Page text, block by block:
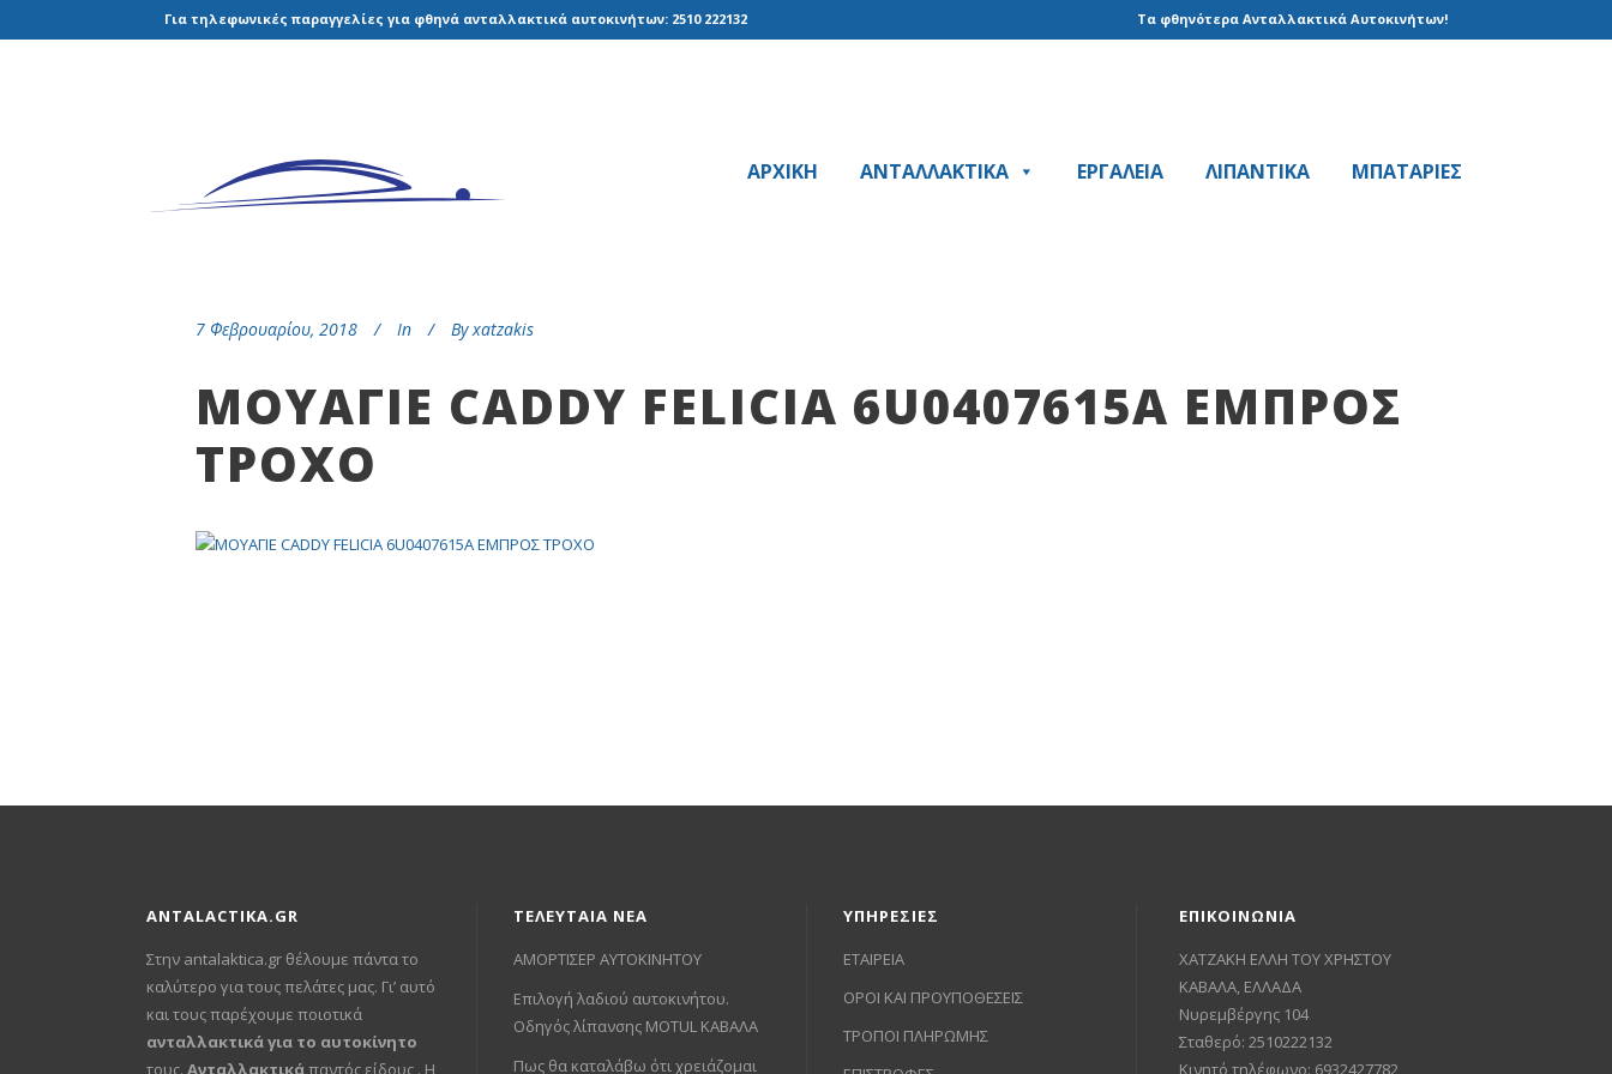
Για τηλεφωνικές παραγγελίες για φθηνά ανταλλακτικά αυτοκινήτων: 2510 222132 Τα φθηνότερα Ανταλλακτικά Αυτοκινήτων!
ΑΡΧΙΚΗ ΑΝΤΑΛΛΑΚΤΙΚΑ EPΓAΛΕΙΑ ΛΙΠΑΝΤΙΚΑ ΜΠΑΤΑΡΙΕΣ
7 Φεβρουαρίου, 2018 In By xatzakis
ΜΟΥΑΓΙΕ CADDY FELICIA 6U0407615A ΕΜΠΡΟΣ
ΤΡΟΧΟ
ANTALACTIKA.GR
Στην antalaktica.gr θέλουμε πάντα το
καλύτερο για τους πελάτες μας. Γι’ αυτό
και τους παρέχουμε ποιοτικά
ανταλλακτικά για το αυτοκίνητο
τους. Ανταλλακτικάπαντός είδους . Η
ΤΕΛΕΥΤΑΙΑ ΝΕΑ
ΑΜΟΡΤΙΣΕΡ ΑΥΤΟΚΙΝΗΤΟΥ
Επιλογή λαδιού αυτοκινήτου.
Οδηγός λίπανσης MOTUL ΚΑΒΑΛΑ
Πως θα καταλάβω ότι χρειάζομαι
ΥΠΗΡΕΣΙΕΣ
ΕΤΑΙΡΕΙΑ
ΟΡΟΙ ΚΑΙ ΠΡΟΥΠΟΘΕΣΕΙΣ
ΤΡΟΠΟΙ ΠΛΗΡΩΜΗΣ
ΕΠΙΚΟΙΝΩΝΙΑ
ΧΑΤΖΑΚΗ ΕΛΛΗ ΤΟΥ ΧΡΗΣΤΟΥ
ΚΑΒΑΛΑ, ΕΛΛΑΔΑ
Νυρεμβέργης 104
Σταθερό: 2510222132
Κινητό τηλέφωνο: 6932427782